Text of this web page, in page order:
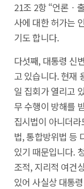
21조 2항 “언론ㆍ
사에 대한 허가는
기도 합니다.
다섯째, 대통령 신
고 있습니다. 현재
일 집회가 열리고
무 수행이 방해를
집시법이 아니더
법, 통합방위법 등
있기 때문입니다.
조적, 지리적 여건
있어 사실상 대통